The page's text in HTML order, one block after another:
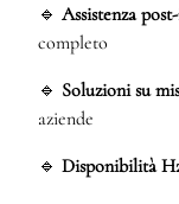
🔹 Assistenza
completo
🔹 Soluzioni su
aziende
🔹 Disponibilità